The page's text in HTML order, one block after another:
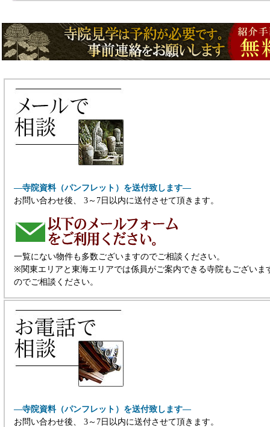
―寺院資料（パンフレット）を送付致します―
お問い合わせ後、 3～7日以内に送付させて頂きます。
一覧にない物件も多数ございますのでご相談ください。
※関東エリアと東海エリアでは係員がご案内できる寺院もございま
のでご相談ください。
―寺院資料（パンフレット）を送付致します―
お問い合わせ後、 3～7日以内に送付させて頂きます。